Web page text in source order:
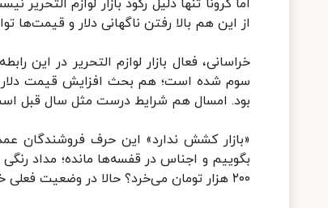
اما کرونا تنها دلیل رکود بازار لوازم
از این هم بالا رفتن ناگهانی دلار و قیمت‌ها
خراسانی، فعال بازار لوازم التحریر در
سوم شده است؛ هم بحث افزایش قیمت
بود. امسال هم شرایط درست مثل سال قبل
«بازار کشش ندارد» این حرف فروشندگان
۲۰۰ هزار تومان می‌خرد؟ حالا در وضعیت فعلی خرید لوازم التحریر گزینه آخر سبد خانواده‌ها شده است.